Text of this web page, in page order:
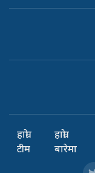
हाम्रो
टीम
हाम्रो
बारेमा